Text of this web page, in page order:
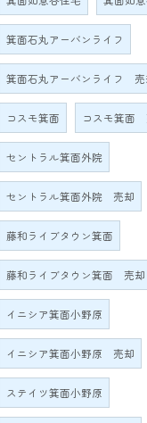
箕面石丸アーバンライフ
箕面石丸アーバンライフ 売
コスモ箕面 コスモ箕面
セントラル箕面外院
セントラル箕面外院 売却
藤和ライブタウン箕面
藤和ライブタウン箕面 売却
イニシア箕面小野原
イニシア箕面小野原 売却
ステイツ箕面小野原